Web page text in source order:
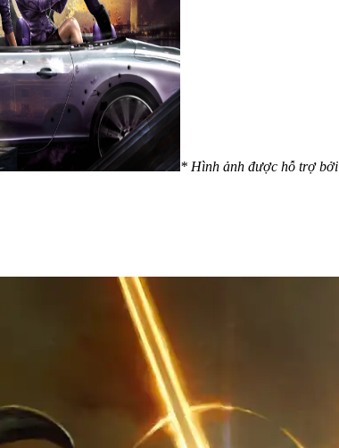
* Hình ảnh được hỗ trợ bởi